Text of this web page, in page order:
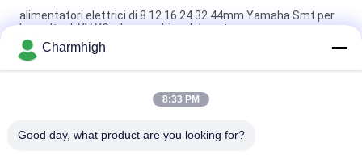
alimentatori elettrici di 8 12 16 24 32 44mm Yamaha Smt per
la scelta di YV YG e la macchina del posto
Alimentatore elettrico 8 di Yamaha 12 16 24mm per la scelta
di DIY e la macchina del posto, macchina di Charmhigh SMT
Alimentatore elettrico 8/12/16/24mm di Fuji NXT SMT per la
Charmhigh
8:33 PM
Good day, what product are you looking for?